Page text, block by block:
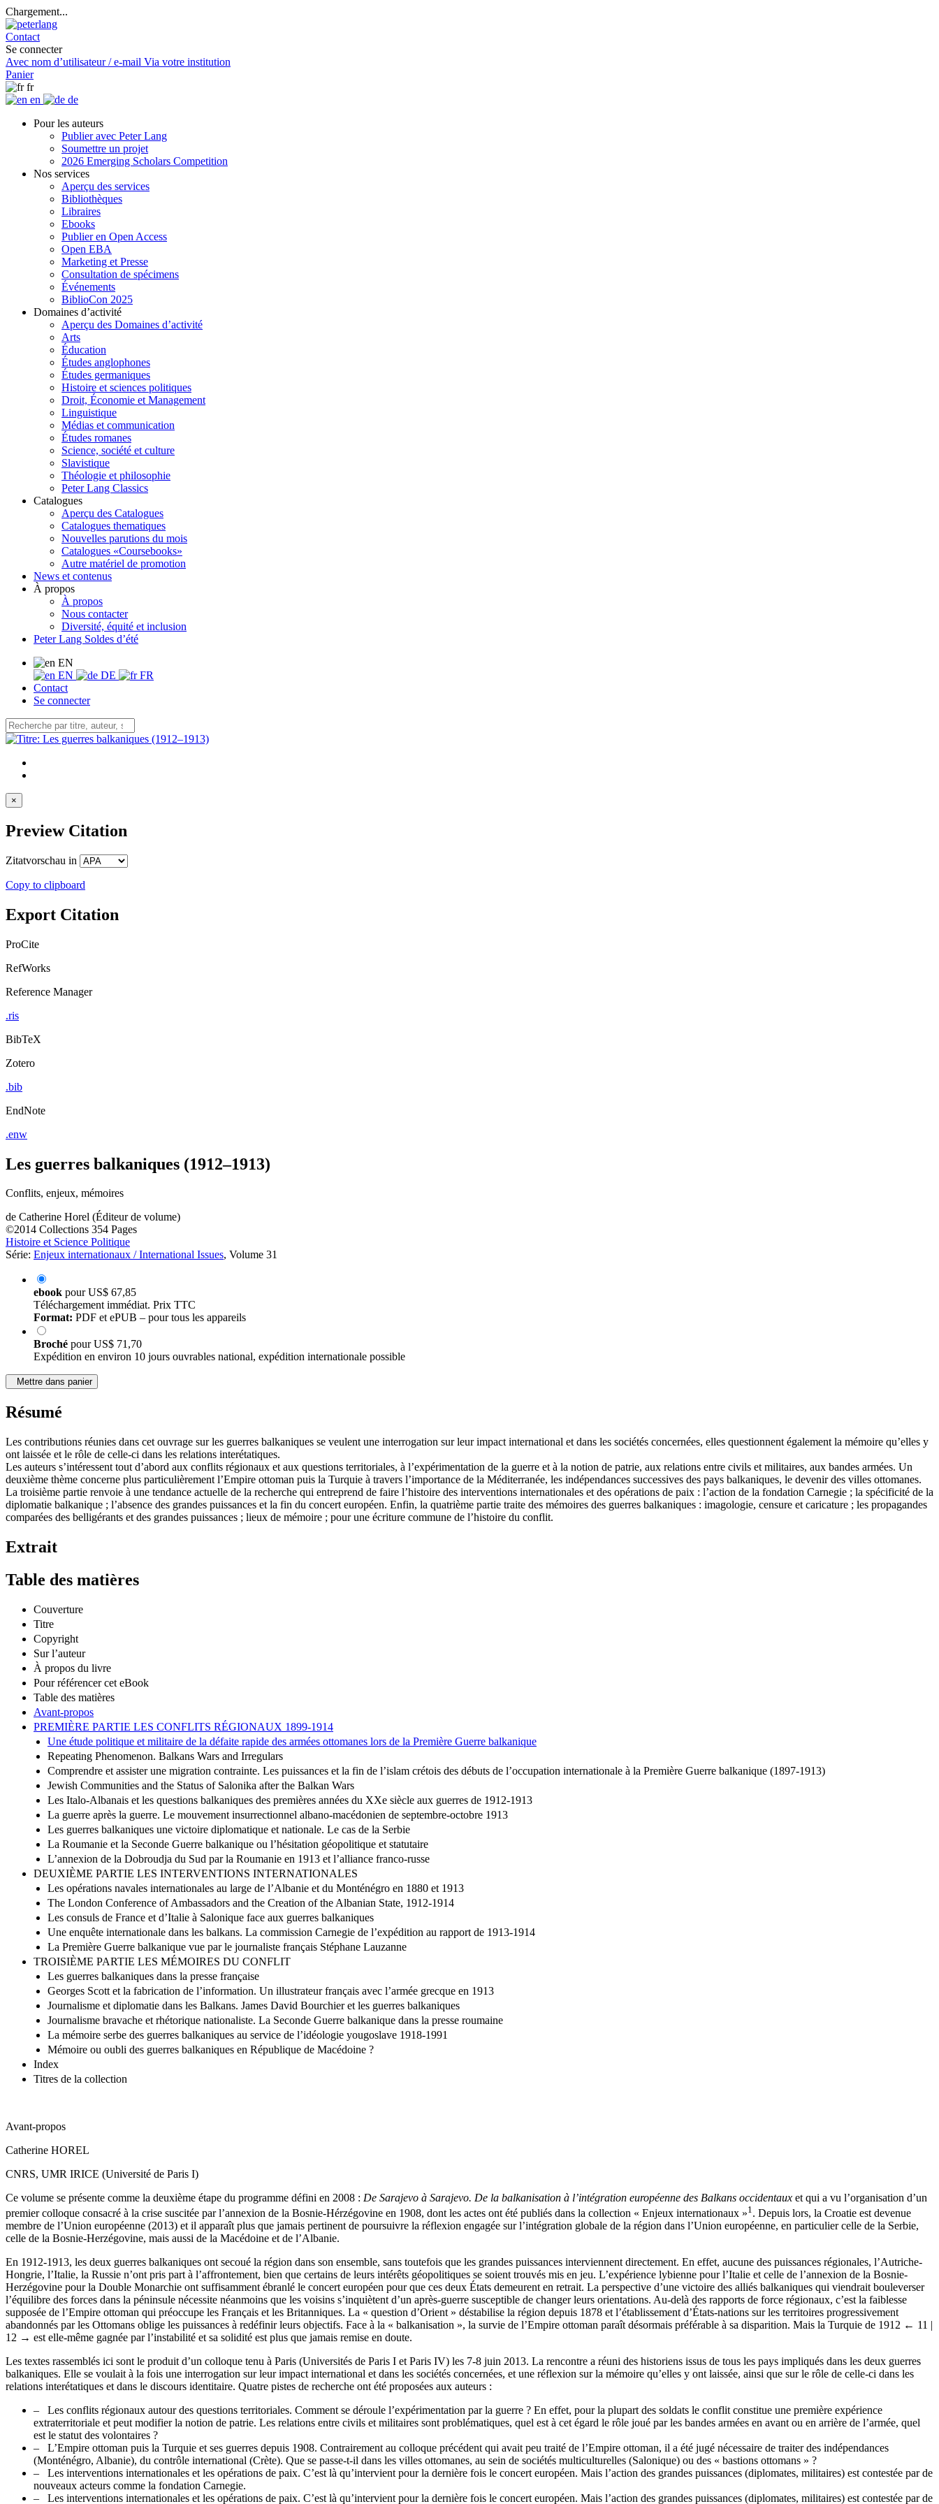
Chargement...
Contact
Se connecter
Avec nom d’utilisateur / e-mail Via votre institution
Panier
fr
en
de
Pour les auteurs
Publier avec Peter Lang
Soumettre un projet
2026 Emerging Scholars Competition
Nos services
Aperçu des services
Bibliothèques
Libraires
Ebooks
Publier en Open Access
Open EBA
Marketing et Presse
Consultation de spécimens
Événements
BiblioCon 2025
Domaines d’activité
Aperçu des Domaines d’activité
Arts
Éducation
Études anglophones
Études germaniques
Histoire et sciences politiques
Droit, Économie et Management
Linguistique
Médias et communication
Études romanes
Science, société et culture
Slavistique
Théologie et philosophie
Peter Lang Classics
Catalogues
Aperçu des Catalogues
Catalogues thematiques
Nouvelles parutions du mois
Catalogues «Coursebooks»
Autre matériel de promotion
News et contenus
À propos
À propos
Nous contacter
Diversité, équité et inclusion
Peter Lang Soldes d’été
EN
EN
DE
FR
Contact
Se connecter
×
Preview Citation
Zitatvorschau in
Copy to clipboard
Export Citation
ProCite
RefWorks
Reference Manager
.ris
BibTeX
Zotero
.bib
EndNote
.enw
Les guerres balkaniques (1912–1913)
Conflits, enjeux, mémoires
de Catherine Horel (Éditeur de volume)
©2014 Collections 354 Pages
Histoire et Science Politique
Série: Enjeux internationaux / International Issues, Volume 31
ebook pourUS$ 67,85
Téléchargement immédiat. Prix TTC
Format: PDF et ePUB – pour tous les appareils
Broché pourUS$ 71,70
Expédition en environ 10 jours ouvrables national, expédition internationale possible
Mettre dans panier
Résumé
Les contributions réunies dans cet ouvrage sur les guerres balkaniques se veulent une interrogation sur leur impact international et dans les sociétés concernées, elles questionnent également la mémoire qu’elles y
ont laissée et le rôle de celle-ci dans les relations interétatiques.
Les auteurs s’intéressent tout d’abord aux conflits régionaux et aux questions territoriales, à l’expérimentation de la guerre et à la notion de patrie, aux relations entre civils et militaires, aux bandes armées. Un
deuxième thème concerne plus particulièrement l’Empire ottoman puis la Turquie à travers l’importance de la Méditerranée, les indépendances successives des pays balkaniques, le devenir des villes ottomanes.
La troisième partie renvoie à une tendance actuelle de la recherche qui entreprend de faire l’histoire des interventions internationales et des opérations de paix : l’action de la fondation Carnegie ; la spécificité de la
diplomatie balkanique ; l’absence des grandes puissances et la fin du concert européen. Enfin, la quatrième partie traite des mémoires des guerres balkaniques : imagologie, censure et caricature ; les propagandes
comparées des belligérants et des grandes puissances ; lieux de mémoire ; pour une écriture commune de l’histoire du conflit.
Extrait
Table des matières
Couverture
Titre
Copyright
Sur l’auteur
À propos du livre
Pour référencer cet eBook
Table des matières
Avant-propos
PREMIÈRE PARTIE LES CONFLITS RÉGIONAUX 1899-1914
Une étude politique et militaire de la défaite rapide des armées ottomanes lors de la Première Guerre balkanique
Repeating Phenomenon. Balkans Wars and Irregulars
Comprendre et assister une migration contrainte. Les puissances et la fin de l’islam crétois des débuts de l’occupation internationale à la Première Guerre balkanique (1897-1913)
Jewish Communities and the Status of Salonika after the Balkan Wars
Les Italo-Albanais et les questions balkaniques des premières années du XXe siècle aux guerres de 1912-1913
La guerre après la guerre. Le mouvement insurrectionnel albano-macédonien de septembre-octobre 1913
Les guerres balkaniques une victoire diplomatique et nationale. Le cas de la Serbie
La Roumanie et la Seconde Guerre balkanique ou l’hésitation géopolitique et statutaire
L’annexion de la Dobroudja du Sud par la Roumanie en 1913 et l’alliance franco-russe
DEUXIÈME PARTIE LES INTERVENTIONS INTERNATIONALES
Les opérations navales internationales au large de l’Albanie et du Monténégro en 1880 et 1913
The London Conference of Ambassadors and the Creation of the Albanian State, 1912-1914
Les consuls de France et d’Italie à Salonique face aux guerres balkaniques
Une enquête internationale dans les balkans. La commission Carnegie de l’expédition au rapport de 1913-1914
La Première Guerre balkanique vue par le journaliste français Stéphane Lauzanne
TROISIÈME PARTIE LES MÉMOIRES DU CONFLIT
Les guerres balkaniques dans la presse française
Georges Scott et la fabrication de l’information. Un illustrateur français avec l’armée grecque en 1913
Journalisme et diplomatie dans les Balkans. James David Bourchier et les guerres balkaniques
Journalisme bravache et rhétorique nationaliste. La Seconde Guerre balkanique dans la presse roumaine
La mémoire serbe des guerres balkaniques au service de l’idéologie yougoslave 1918-1991
Mémoire ou oubli des guerres balkaniques en République de Macédoine ?
Index
Titres de la collection
Avant-propos
Catherine HOREL
CNRS, UMR IRICE (Université de Paris I)
Ce volume se présente comme la deuxième étape du programme défini en 2008 : De Sarajevo à Sarajevo. De la balkanisation à l’intégration européenne des Balkans occidentaux et qui a vu l’organisation d’un
premier colloque consacré à la crise suscitée par l’annexion de la Bosnie-Hérzégovine en 1908, dont les actes ont été publiés dans la collection « Enjeux internationaux »1 . Depuis lors, la Croatie est devenue
membre de l’Union européenne (2013) et il apparaît plus que jamais pertinent de poursuivre la réflexion engagée sur l’intégration globale de la région dans l’Union européenne, en particulier celle de la Serbie,
celle de la Bosnie-Herzégovine, mais aussi de la Macédoine et de l’Albanie.
En 1912-1913, les deux guerres balkaniques ont secoué la région dans son ensemble, sans toutefois que les grandes puissances interviennent directement. En effet, aucune des puissances régionales, l’Autriche-
Hongrie, l’Italie, la Russie n’ont pris part à l’affrontement, bien que certains de leurs intérêts géopolitiques se soient trouvés mis en jeu. L’expérience lybienne pour l’Italie et celle de l’annexion de la Bosnie-
Herzégovine pour la Double Monarchie ont suffisamment ébranlé le concert européen pour que ces deux États demeurent en retrait. La perspective d’une victoire des alliés balkaniques qui viendrait bouleverser
l’équilibre des forces dans la péninsule nécessite néanmoins que les voisins s’inquiètent d’un après-guerre susceptible de changer leurs orientations. Au-delà des rapports de force régionaux, c’est la faiblesse
supposée de l’Empire ottoman qui préoccupe les Français et les Britanniques. La « question d’Orient » déstabilise la région depuis 1878 et l’établissement d’États-nations sur les territoires progressivement
abandonnés par les Ottomans oblige les puissances à redéfinir leurs objectifs. Face à la « balkanisation », la survie de l’Empire ottoman paraît désormais préférable à sa disparition. Mais la Turquie de 1912 ← 11 |
12 → est elle-même gagnée par l’instabilité et sa solidité est plus que jamais remise en doute.
Les textes rassemblés ici sont le produit d’un colloque tenu à Paris (Universités de Paris I et Paris IV) les 7-8 juin 2013. La rencontre a réuni des historiens issus de tous les pays impliqués dans les deux guerres
balkaniques. Elle se voulait à la fois une interrogation sur leur impact international et dans les sociétés concernées, et une réflexion sur la mémoire qu’elles y ont laissée, ainsi que sur le rôle de celle-ci dans les
relations interétatiques et dans le discours identitaire. Quatre pistes de recherche ont été proposées aux auteurs :
– Les conflits régionaux autour des questions territoriales. Comment se déroule l’expérimentation par la guerre ? En effet, pour la plupart des soldats le conflit constitue une première expérience
extraterritoriale et peut modifier la notion de patrie. Les relations entre civils et militaires sont problématiques, quel est à cet égard le rôle joué par les bandes armées en avant ou en arrière de l’armée, quel
est le statut des volontaires ?
– L’Empire ottoman puis la Turquie et ses guerres depuis 1908. Contrairement au colloque précédent qui avait peu traité de l’Empire ottoman, il a été jugé nécessaire de traiter des indépendances
(Monténégro, Albanie), du contrôle international (Crète). Que se passe-t-il dans les villes ottomanes, au sein de sociétés multiculturelles (Salonique) ou des « bastions ottomans » ?
– Les interventions internationales et les opérations de paix. C’est là qu’intervient pour la dernière fois le concert européen. Mais l’action des grandes puissances (diplomates, militaires) est contestée par de
nouveaux acteurs comme la fondation Carnegie.
– Les interventions internationales et les opérations de paix. C’est là qu’intervient pour la dernière fois le concert européen. Mais l’action des grandes puissances (diplomates, militaires) est contestée par de